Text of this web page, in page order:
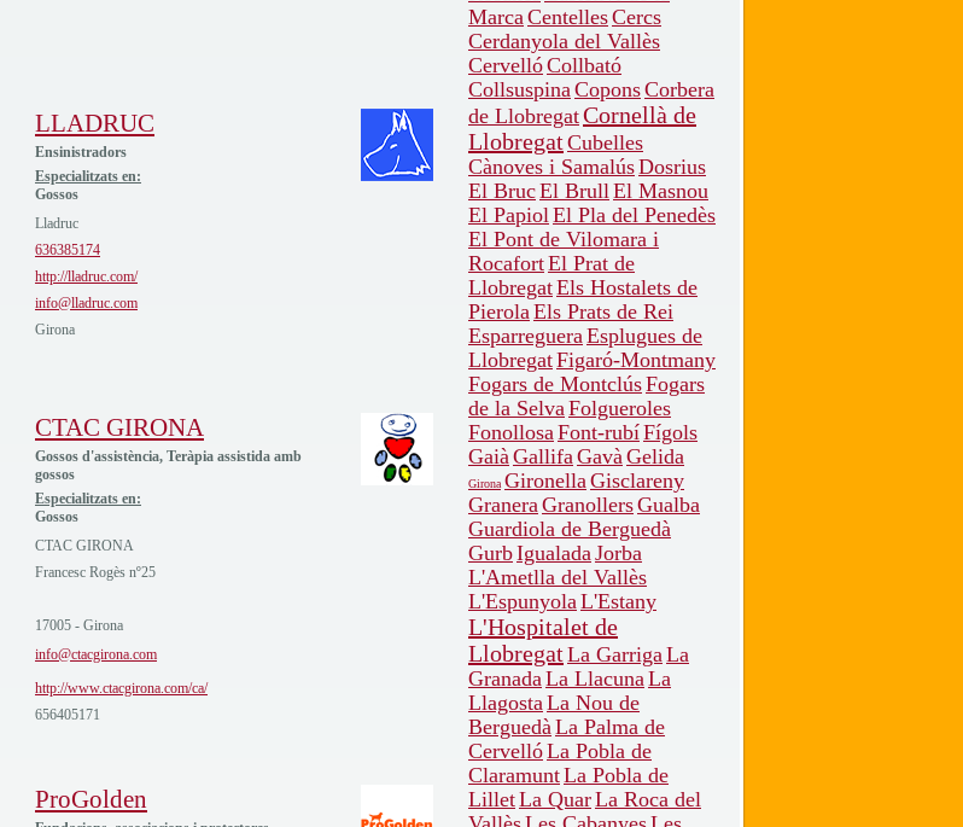
LLADRUC
Ensinistradors
Especialitzats en:
Gossos
Lladruc
636385174
http://lladruc.com/
info@lladruc.com
Girona
CTAC GIRONA
Gossos d'assistència, Teràpia assistida amb
gossos
Especialitzats en:
Gossos
CTAC GIRONA
Francesc Rogès nº25
17005 - Girona
info@ctacgirona.com
http://www.ctacgirona.com/ca/
656405171
ProGolden
MarcaCentellesCercs
Cerdanyola del Vallès
CervellóCollbató
CollsuspinaCoponsCorbera
de LlobregatCornellà de
LlobregatCubelles
Cànoves i SamalúsDosrius
El BrucEl BrullEl Masnou
El PapiolEl Pla del Penedès
El Pont de Vilomara i
RocafortEl Prat de
LlobregatEls Hostalets de
PierolaEls Prats de Rei
EsparregueraEsplugues de
LlobregatFigaró-Montmany
Fogars de MontclúsFogars
de la SelvaFolgueroles
FonollosaFont-rubíFígols
GaiàGallifaGavàGelida
Girona GironellaGisclareny
GraneraGranollersGualba
Guardiola de Berguedà
GurbIgualadaJorba
L'Ametlla del Vallès
L'EspunyolaL'Estany
L'Hospitalet de
LlobregatLa GarrigaLa
GranadaLa LlacunaLa
LlagostaLa Nou de
BerguedàLa Palma de
CervellóLa Pobla de
ClaramuntLa Pobla de
LilletLa QuarLa Roca del